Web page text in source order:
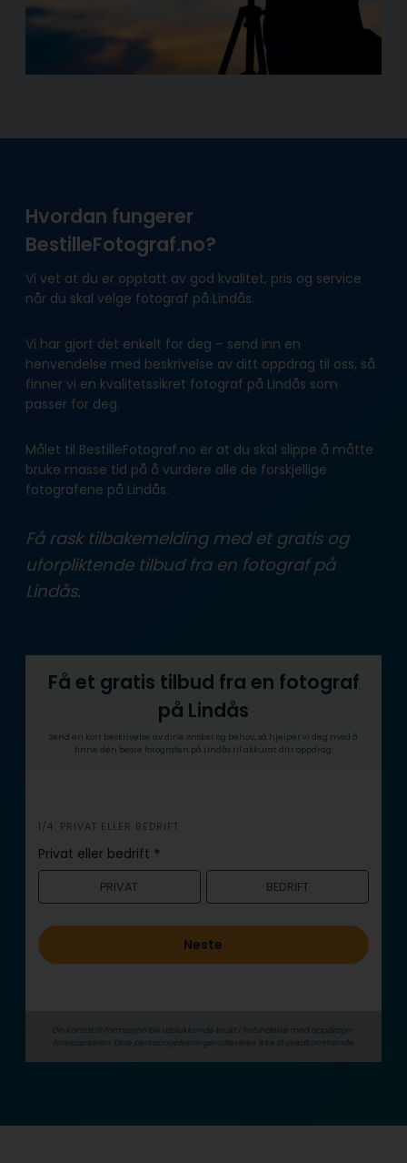
Hvordan fungerer
BestilleFotograf.no?
Vi vet at du er opptatt av god kvalitet, pris og service
når du skal velge fotograf på Lindås.
Vi har gjort det enkelt for deg – send inn en
henvendelse med beskrivelse av ditt oppdrag til oss, så
finner vi en kvalitetssikret fotograf på Lindås som
passer for deg.
Målet til BestilleFotograf.no er at du skal slippe å måtte
bruke masse tid på å vurdere alle de forskjellige
fotografene på Lindås.
Få rask tilbakemelding med et gratis og
uforpliktende tilbud fra en fotograf på
Lindås.
Få et gratis tilbud fra en fotograf
på Lindås
Send en kort beskrivelse av dine ønsker og behov, så hjelper vi deg med å
finne den beste fotografen på Lindås til akkurat ditt oppdrag.
i
n
n
o
d
1/4: PRIVAT ELLER BEDRIFT
Privat eller bedrift *
PRIVAT BEDRIFT
Neste
Din kontaktinformasjon blir utelukkende brukt i forbindelse med oppdrags­
forespørselen. Dine person­­opplysninger utleveres ikke til uvedkommende.